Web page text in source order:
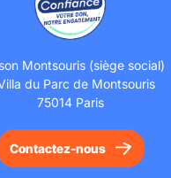
Montsouris (siège social)
du Parc de Montsouris
75014 Paris
Contactez-nous